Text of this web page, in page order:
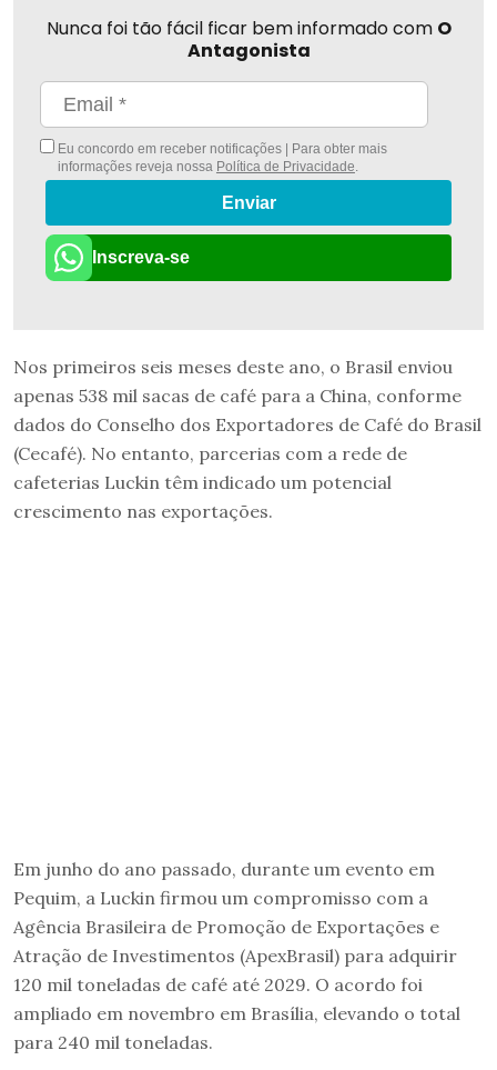
Nunca foi tão fácil ficar bem informado com O
Antagonista
Eu concordo em receber notificações | Para obter mais
informações reveja nossa Política de Privacidade.
Enviar
Inscreva-se
Nos primeiros seis meses deste ano, o Brasil enviou
apenas 538 mil sacas de café para a China, conforme
dados do Conselho dos Exportadores de Café do Brasil
(Cecafé). No entanto, parcerias com a rede de
cafeterias Luckin têm indicado um potencial
crescimento nas exportações.
Em junho do ano passado, durante um evento em
Pequim, a Luckin firmou um compromisso com a
Agência Brasileira de Promoção de Exportações e
Atração de Investimentos (ApexBrasil) para adquirir
120 mil toneladas de café até 2029. O acordo foi
ampliado em novembro em Brasília, elevando o total
para 240 mil toneladas.